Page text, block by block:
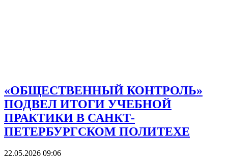
«ОБЩЕСТВЕННЫЙ КОНТРОЛЬ»
ПОДВЕЛ ИТОГИ УЧЕБНОЙ
ПРАКТИКИ В САНКТ-
ПЕТЕРБУРГСКОМ ПОЛИТЕХЕ
22.05.2026 09:06